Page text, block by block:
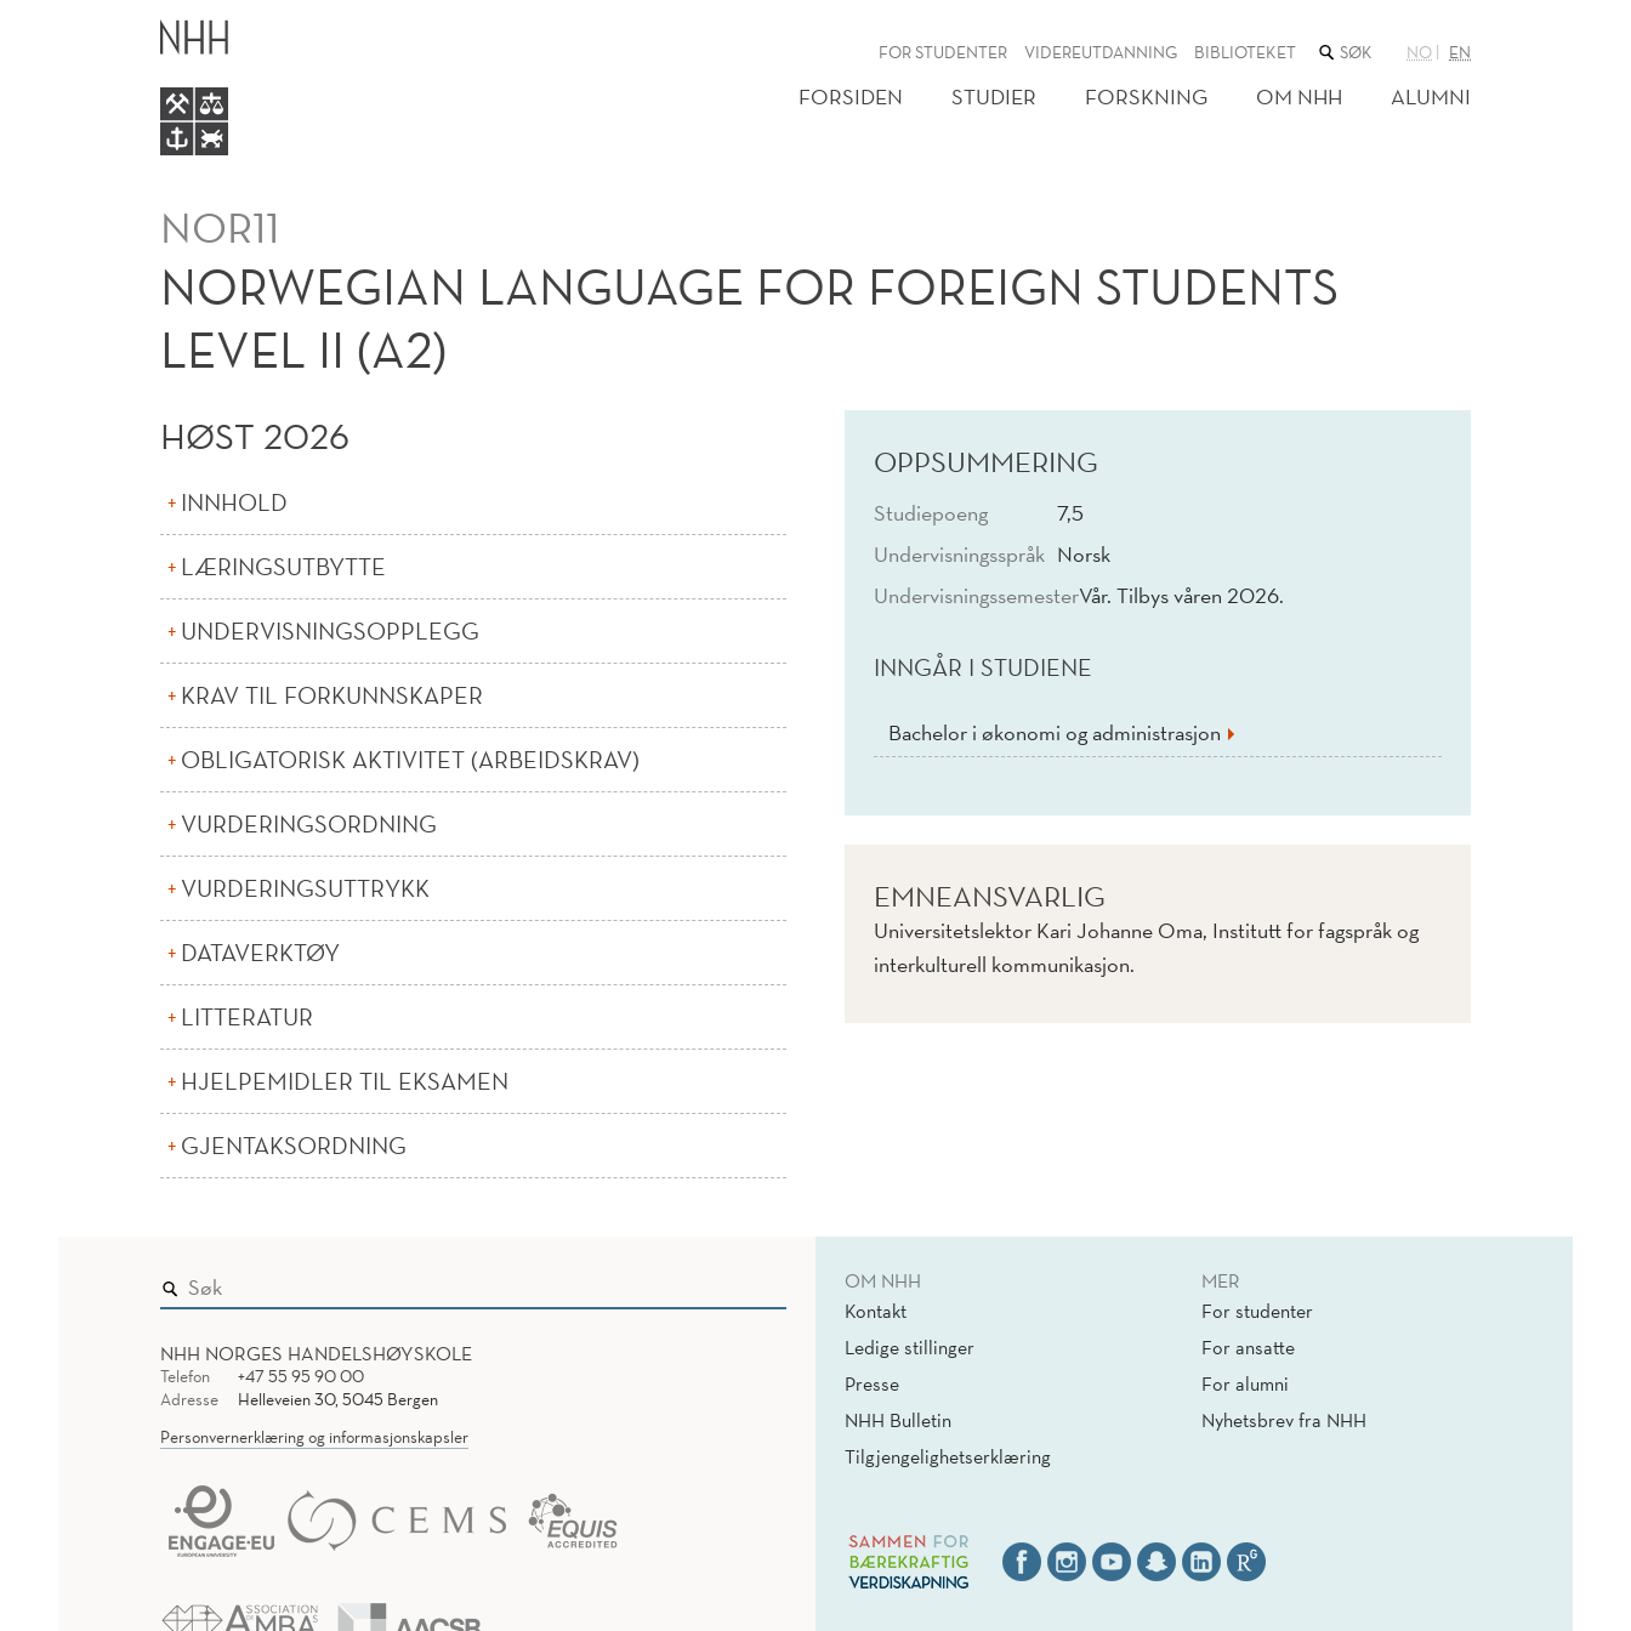
NORWEGIAN
LANGUAGE
FOREIGN
STUDENTS
FOR STUDENTER VIDEREUTDANNING BIBLIOTEKET SØK
NETTSTEDET
NO EN
FORSIDEN STUDIER FORSKNING OM NHH ALUMNI
NOR11
NORWEGIAN LANGUAGE FOR FOREIGN STUDENTS
LEVEL II (A2)
HØST 2026
INNHOLD
LÆRINGSUTBYTTE
UNDERVISNINGSOPPLEGG
KRAV TIL FORKUNNSKAPER
OBLIGATORISK AKTIVITET (ARBEIDSKRAV)
VURDERINGSORDNING
VURDERINGSUTTRYKK
DATAVERKTØY
LITTERATUR
HJELPEMIDLER TIL EKSAMEN
GJENTAKSORDNING
OPPSUMMERING
Studiepoeng
7,5
Undervisningsspråk Norsk
UndervisningssemesterVår. Tilbys våren 2026.
INNGÅR I STUDIENE
Bachelor i økonomi og administrasjon
EMNEANSVARLIG
Universitetslektor Kari Johanne Oma, Institutt for fagspråk og
interkulturell kommunikasjon.
NHH NORGES HANDELSHØYSKOLE
Telefon
+47 55 95 90 00
Adresse
Helleveien 30, 5045 Bergen
Personvernerklæring og informasjonskapsler
OM NHH
Kontakt
Ledige stillinger
Presse
NHH Bulletin
Tilgjengelighetserklæring
MER
For studenter
For ansatte
For alumni
Nyhetsbrev fra NHH